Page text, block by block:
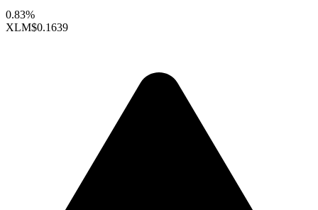
0.83%
XLM$0.1639